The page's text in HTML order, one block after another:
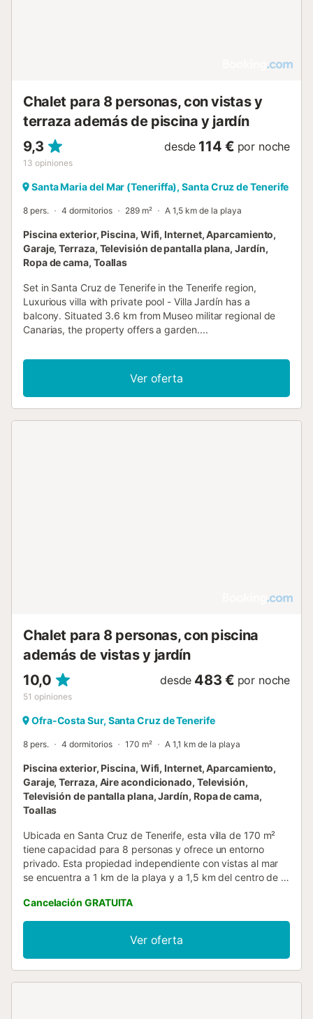
Chalet para 8 personas, con vistas y
terraza además de piscina y jardín
9,3
13 opiniones
desde 114 € por noche
Santa Maria del Mar (Teneriffa), Santa Cruz de Tenerife
8 pers. 4 dormitorios 289 m² A 1,5 km de la playa
Piscina exterior, Piscina, Wifi, Internet, Aparcamiento,
Garaje, Terraza, Televisión de pantalla plana, Jardín,
Ropa de cama, Toallas
Set in Santa Cruz de Tenerife in the Tenerife region,
Luxurious villa with private pool - Villa Jardín has a
balcony. Situated 3.6 km from Museo militar regional de
Canarias, the property offers a garden....
Ver oferta
Chalet para 8 personas, con piscina
además de vistas y jardín
10,0
51 opiniones
desde 483 € por noche
Ofra-Costa Sur, Santa Cruz de Tenerife
8 pers. 4 dormitorios 170 m² A 1,1 km de la playa
Piscina exterior, Piscina, Wifi, Internet, Aparcamiento,
Garaje, Terraza, Aire acondicionado, Televisión,
Televisión de pantalla plana, Jardín, Ropa de cama,
Toallas
Ubicada en Santa Cruz de Tenerife, esta villa de 170 m²
tiene capacidad para 8 personas y ofrece un entorno
privado. Esta propiedad independiente con vistas al mar
se encuentra a 1 km de la playa y a 1,5 km del centro de la
interior se distribuye en varias plantas e incluye 4
dormitorios, 3 baños, un salón con chimenea y una cocina
totalmente equipada con lavavajillas, horno y microondas.
El alojamiento cuenta con suelos de baldosa, aire
acondicionado, calefacción, WiFi, televisión de pantalla
Cancelación GRATUITA
Ver oferta